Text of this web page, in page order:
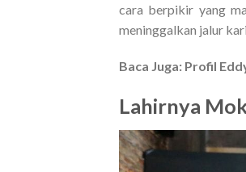
cara berpikir yang
meninggalkan jalur
Baca Juga: Profil
Lahirnya